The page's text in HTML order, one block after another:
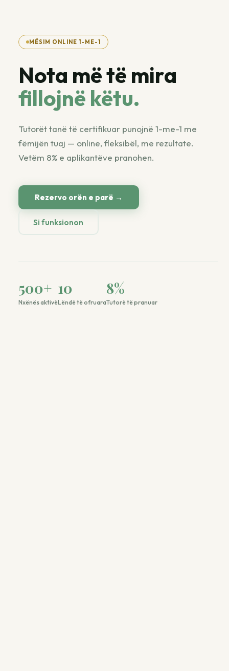
MËSIM ONLINE 1-ME-1
Nota më të mira
fillojnë këtu.
Tutorët tanë të certifikuar punojnë 1-me-1 me
fëmijën tuaj — online, fleksibël, me rezultate.
Vetëm 8% e aplikantëve pranohen.
Rezervo orën e parë →
Si funksionon
500+
Nxënës aktivë
10
Lëndë të ofruara
8%
Tutorë të pranuar